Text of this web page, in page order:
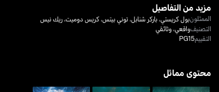
مزيد من التفاصيل
الممثلونبول كريستي،باركر شنابل،توني بيتس،كريس دوميت،ريك نيس
التصنيفواقعي،وثائقي
التقييمPG15
محتوى مماثل